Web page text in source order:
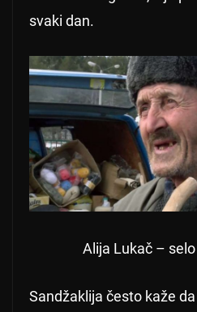
svaki dan.
Alija Lukač –
Sandžaklija često kaže